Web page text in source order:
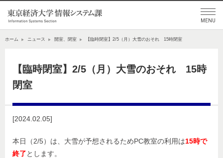
ホーム ニュース 開室、閉室 【臨時閉室】2/5（月）大雪のおそれ 15時閉室
【臨時閉室】2/5（月）大雪のおそれ 15時
閉室
[2024.02.05]
本日（2/5）は、大雪が予想されるためPC教室の利用は15時で
終了とします。